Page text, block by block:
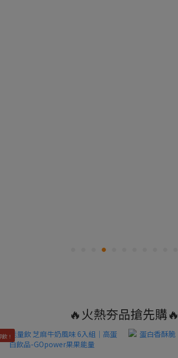
🔥火熱夯品搶先購🔥
！